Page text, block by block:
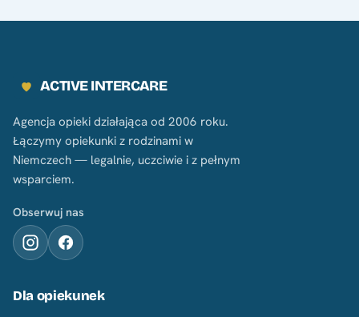
ACTIVE INTERCARE
Agencja opieki działająca od 2006 roku.
Łączymy opiekunki z rodzinami w
Niemczech — legalnie, uczciwie i z pełnym
wsparciem.
Obserwuj nas
Dla opiekunek